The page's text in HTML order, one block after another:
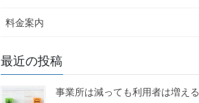
料金案内
最近の投稿
事業所は減っても利用者は増える